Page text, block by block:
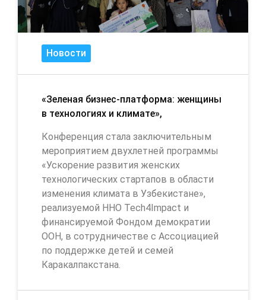
Новости
«Зеленая бизнес-платформа: женщины
в технологиях и климате»,
Конференция стала заключительным
мероприятием двухлетней программы
«Ускорение развития женских
технологических стартапов в области
изменения климата в Узбекистане»,
реализуемой ННО Tech4Impact и
финансируемой Фондом демократии
ООН, в сотрудничестве с Ассоциацией
по поддержке детей и семей
Каракалпакстана.